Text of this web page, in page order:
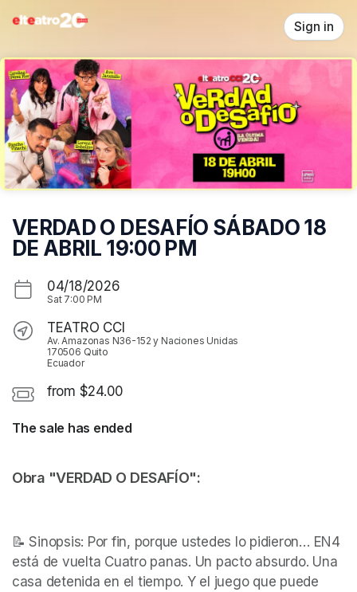
Skip header
Sign in
VERDAD O DESAFÍO SÁBADO 18
DE ABRIL 19:00 PM
04/18/2026
Sat 7:00 PM
TEATRO CCI
Av. Amazonas N36-152 y Naciones Unidas
170506 Quito
Ecuador
from $24.00
The sale has ended
Obra "VERDAD O DESAFÍO":
📝 Sinopsis: Por fin, porque ustedes lo pidieron… EN4
está de vuelta Cuatro panas. Un pacto absurdo. Una
casa detenida en el tiempo. Y el juego que puede